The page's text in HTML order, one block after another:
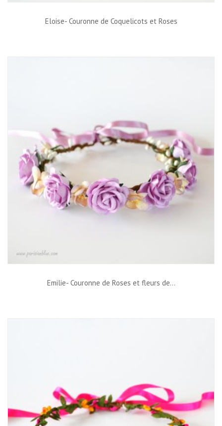
Eloise- Couronne de Coquelicots et Roses
Emilie- Couronne de Roses et fleurs de...